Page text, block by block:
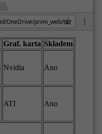
OneDri­ve/prvni_web/ta­